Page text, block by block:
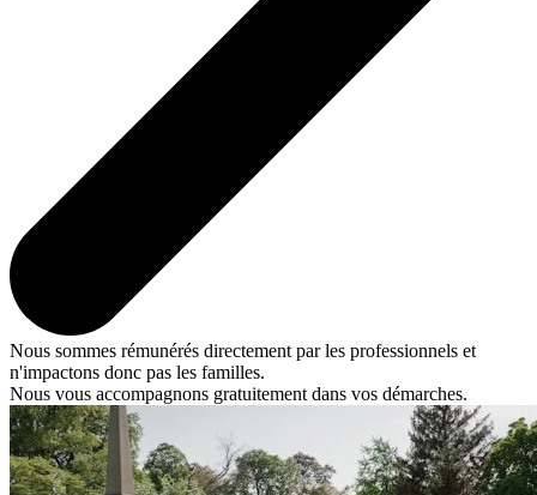
Nous sommes rémunérés directement par les professionnels et
n'impactons donc pas les familles.
Nous vous accompagnons gratuitement dans vos démarches.